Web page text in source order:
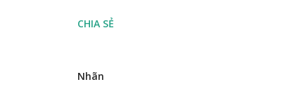
CHIA SẺ
Nhãn